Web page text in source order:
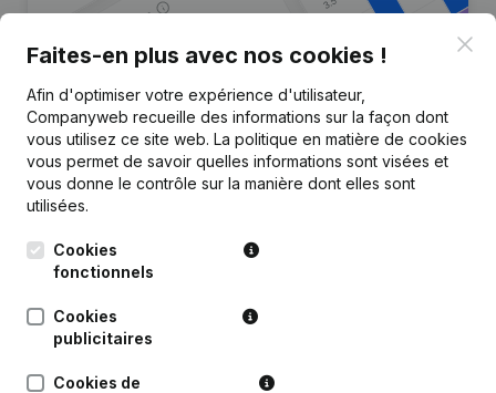
Vous recherchez plus
d’informations sur cette entreprise
?
Consulter la santé en un coup d'oeil
Choisissez des informations rapides ou des détails
granulaires
importants
Essayer gratuitement Découvrir plus
Faites-en plus avec nos cookies !
Afin d'optimiser votre expérience d'utilisateur,
Companyweb recueille des informations sur la façon dont
vous utilisez ce site web. La politique en matière de cookies
vous permet de savoir quelles informations sont visées et
vous donne le contrôle sur la manière dont elles sont
utilisées.
Cookies
fonctionnels
Cookies
publicitaires
Cookies de